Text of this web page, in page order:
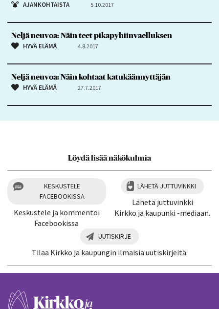
AJANKOHTAISTA 5.10.2017
Neljä neuvoa: Näin teet pikapyhiinvaelluksen
HYVÄ ELÄMÄ 4.8.2017
Neljä neuvoa: Näin kohtaat katukäännyttäjän
HYVÄ ELÄMÄ 27.7.2017
Löydä lisää näkökulmia
KESKUSTELE
FACEBOOKISSA
Keskustele ja kommentoi
Facebookissa
LÄHETÄ JUTTUVINKKI
Lähetä juttuvinkki
Kirkko ja kaupunki -mediaan.
UUTISKIRJE
Tilaa Kirkko ja kaupungin ilmaisia uutiskirjeitä.